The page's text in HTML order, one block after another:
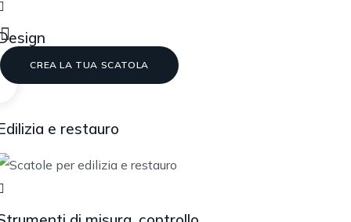
CREA LA TUA SCATOLA
e restauro